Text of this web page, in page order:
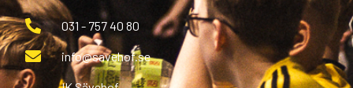
031 - 757 40 80
info@savehof.se